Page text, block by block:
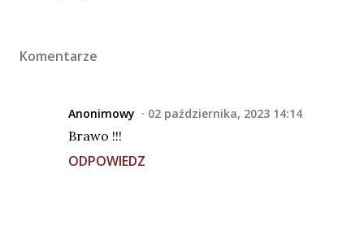
Komentarze
Anonimowy 02 października, 2023 14:14
Brawo !!!
ODPOWIEDZ